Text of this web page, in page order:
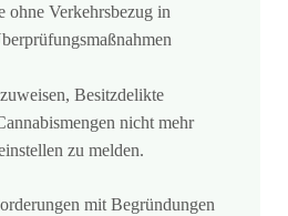
ohne Verkehrsbezug in
Besitzdelikte
nicht mehr
zu melden.
mit Begründungen